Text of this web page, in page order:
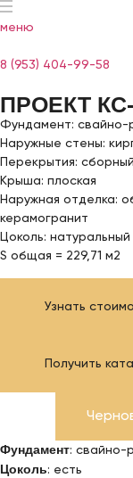
меню
8 (953) 404-99-58
ПРОЕКТ
Фундамент: свайно-
Наружные стены:
Перекрытия:
Крыша: плоская
Наружная отделка:
керамогранит
Цоколь: натуральный
S общая = 229,71 м2
Узнать
Получить
Фундамент: свайно-
Цоколь: есть